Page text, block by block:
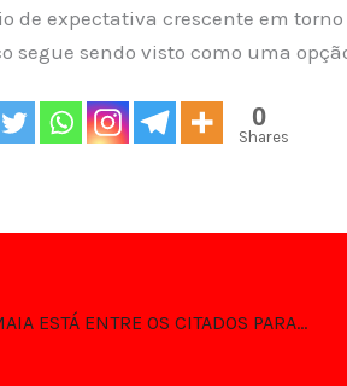
de expectativa crescente em
segue sendo visto como uma
0
Shares
DR. CÉSAR MAIA ESTÁ ENTRE OS CITADOS PARA DEPUTADO ESTADUAL NO RN